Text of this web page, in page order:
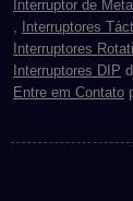
Interruptor de Metal
,
Interruptores
Interruptores
Interruptores DIP
Entre em Contato